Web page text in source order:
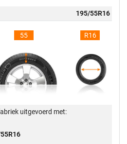
195/55R16
55 R16
uitgevoerd met: